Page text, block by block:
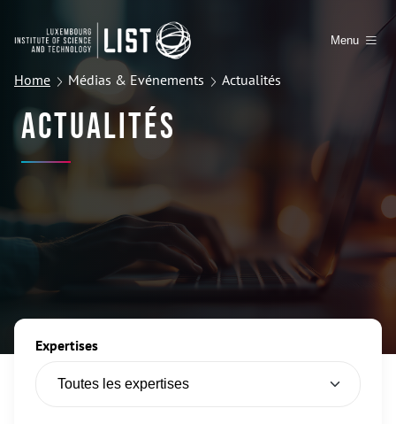
Menu
Home Médias & Evénements Actualités
Actualités
Expertises